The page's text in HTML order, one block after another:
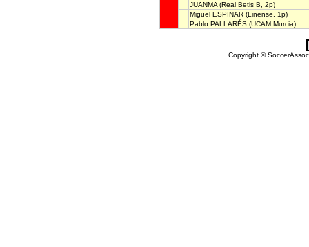
JUANMA (Real Betis B, 2p)
Miguel ESPINAR (Linense, 1p)
Pablo PALLARÉS (UCAM Murcia)
Copyright ©